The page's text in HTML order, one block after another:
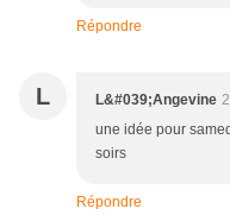
Répondre
L L&#039;Angevine
une idée pour
soirs
Répondre